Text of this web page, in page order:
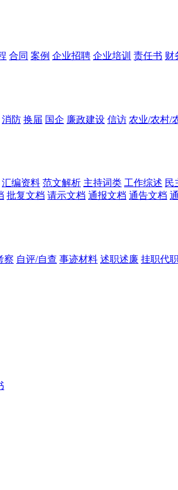
合同 案例 企业招聘 企业培训 责任书 财
消防 换届 国企 廉政建设 信访 农业/农村/
汇编资料 范文解析 主持词类 工作综述 民
批复文档 请示文档 通报文档 通告文档
察 自评/自查 事迹材料 述职述廉 挂职代职